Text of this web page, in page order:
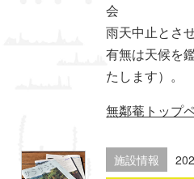
会
雨天中止とさ
有無は天候を
たします）。
無鄰菴トップ
施設情報